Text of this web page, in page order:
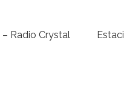
– Radio Crystal